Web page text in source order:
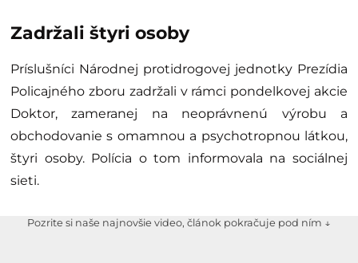
Zadržali štyri osoby
Príslušníci Národnej protidrogovej jednotky Prezídia
Policajného zboru zadržali v rámci pondelkovej akcie
Doktor, zameranej na neoprávnenú výrobu a
obchodovanie s omamnou a psychotropnou látkou,
štyri osoby. Polícia o tom informovala na sociálnej
sieti.
Pozrite si naše najnovšie video, článok pokračuje pod ním ↓